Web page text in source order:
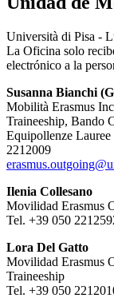
Università di Pisa -
La Oficina solo
electrónico a la
Susanna Bianchi
Mobilità Erasmus
Traineeship, Bando
Equipollenze
2212009
Ilenia Collesano
Movilidad Erasmus
Tel. +39 050
Lora Del Gatto
Movilidad Erasmus
Traineeship
Tel. +39 050